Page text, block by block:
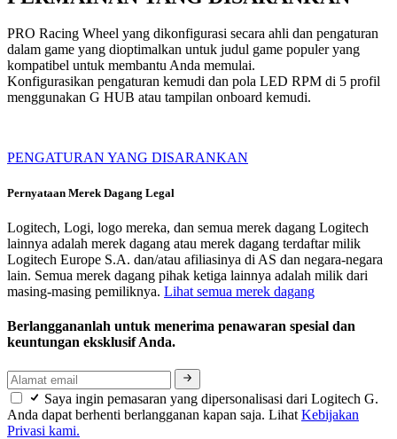
PRO Racing Wheel yang dikonfigurasi secara ahli dan pengaturan
dalam game yang dioptimalkan untuk judul game populer yang
kompatibel untuk membantu Anda memulai.
Konfigurasikan pengaturan kemudi dan pola LED RPM di 5 profil
menggunakan G HUB atau tampilan onboard kemudi.
PENGATURAN YANG DISARANKAN
Pernyataan Merek Dagang Legal
Logitech, Logi, logo mereka, dan semua merek dagang Logitech
lainnya adalah merek dagang atau merek dagang terdaftar milik
Logitech Europe S.A. dan/atau afiliasinya di AS dan negara-negara
lain. Semua merek dagang pihak ketiga lainnya adalah milik dari
masing-masing pemiliknya. Lihat semua merek dagang
Berlanggananlah untuk menerima penawaran spesial dan
keuntungan eksklusif Anda.
Saya ingin pemasaran yang dipersonalisasi dari Logitech G.
Anda dapat berhenti berlangganan kapan saja. Lihat Kebijakan
Privasi kami.